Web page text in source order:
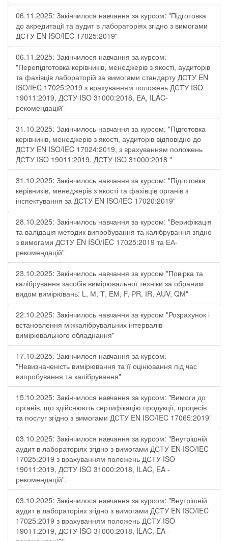
06.11.2025: Закінчилося навчання за курсом: "Підготовка
до акредитації та аудит в лабораторіях згідно з вимогами
ДСТУ EN ISO/IEC 17025:2019"
06.11.2025: Закінчилося навчання за курсом:
"Перепідготовка керівників, менеджерів з якості, аудиторів
та фахівців лабораторій за вимогами стандарту ДСТУ EN
ISO/IEC 17025:2019 з врахуванням положень ДСТУ ISO
19011:2019, ДСТУ ISO 31000:2018, ЕА, ILAC-
рекомендацій"
31.10.2025: Закінчилось навчання за курсом: "Підготовка
керівників, менеджерів з якості, аудиторів відповідно до
ДСТУ EN ISO/IEC 17024:2019, з врахуванням положень
ДСТУ ISO 19011:2019, ДСТУ ISO 31000:2018 "
31.10.2025: Закінчилось навчання за курсом: "Підготовка
керівників, менеджерів з якості та фахівців органів з
інспектування за ДСТУ EN ISO/IEC 17020:2019"
28.10.2025: Закінчилось навчання за курсом: "Верифікація
та валідація методик випробування та калібрування згідно
з вимогами ДСТУ EN ISO/IEC 17025:2019 та ЕА-
рекомендацій"
23.10.2025: Закінчилось навчання за курсом "Повірка та
калібрування засобів вимірювальної техніки за обраним
видом вимірювань: L, М, Т, ЕМ, F, РR, ІR, АUV, QМ"
22.10.2025: Закінчилось навчання за курсом "Розрахунок і
встановлення міжкалібрувальних інтервалів
вимірювального обладнання"
17.10.2025: Закінчилося навчання за курсом:
"Невизначеність вимірювання та її оцінювання під час
випробування та калібрування"
15.10.2025: Закінчилося навчання за курсом: "Вимоги до
органів, що здійснюють сертифікацію продукції, процесів
та послуг згідно з вимогами ДСТУ EN ISO/IEC 17065:2019"
03.10.2025: Закінчилося навчання за курсом: "Внутрішній
аудит в лабораторіях згідно з вимогами ДСТУ EN ISO/IEC
17025:2019 з врахуванням положень ДСТУ ISO
19011:2019, ДСТУ ISO 31000:2018, ILAC, EA -
рекомендацій".
03.10.2025: Закінчилося навчання за курсом: "Внутрішній
аудит в лабораторіях згідно з вимогами ДСТУ EN ISO/IEC
17025:2019 з врахуванням положень ДСТУ ISO
19011:2019, ДСТУ ISO 31000:2018, ILAC, EA -